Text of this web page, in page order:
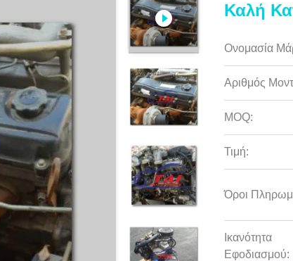
Καλή
Ονομασία
Αριθμός
MOQ:
Τιμή:
Όροι
Ικανότητα
Εφοδιασμού: